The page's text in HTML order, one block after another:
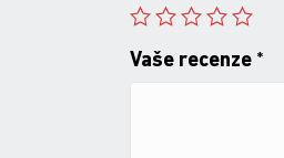
Vaše recenze *